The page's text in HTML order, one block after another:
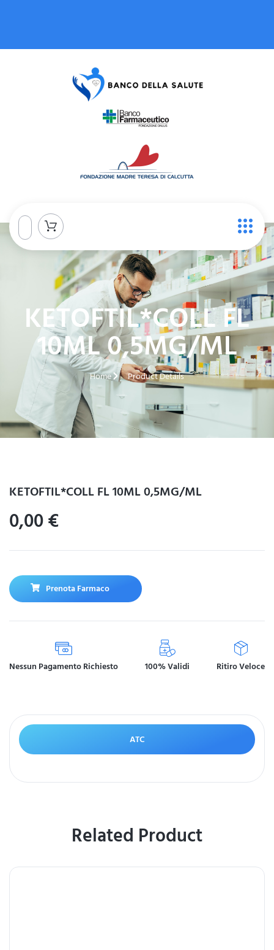
KETOFTIL*COLL FL
10ML 0,5MG/ML
Home Product Details
KETOFTIL*COLL FL 10ML 0,5MG/ML
0,00€
Prenota Farmaco
Nessun Pagamento Richiesto 100% Validi Ritiro Veloce
ATC
Related Product